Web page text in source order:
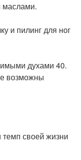
маслами.
и пилинг для ног
духами 40.
возможны
своей жизни